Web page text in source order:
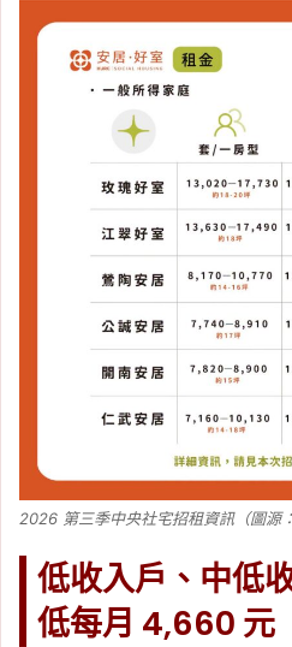
2026 第三季中央社宅招租資訊（圖源
低收入戶、中低
低每月 4,660 元